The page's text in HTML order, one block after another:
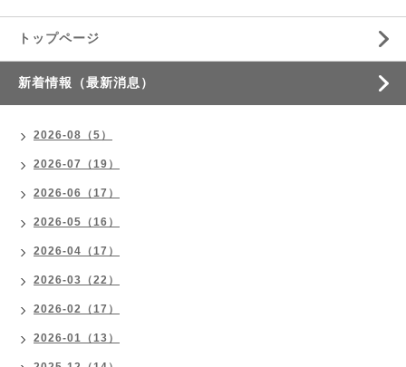
トップページ
新着情報（最新消息）
2026-08（5）
2026-07（19）
2026-06（17）
2026-05（16）
2026-04（17）
2026-03（22）
2026-02（17）
2026-01（13）